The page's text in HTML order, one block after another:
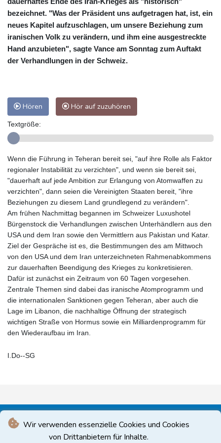
Wir verwenden essenzielle Cookies und Cookies
von Drittanbietern für Inhalte.
bezeichnet. "Was der Präsident uns aufgetragen hat, ist, ein
neues Kapitel aufzuschlagen, um unsere Beziehung zum
iranischen Volk zu verändern, und ihm eine ausgestreckte
Hand anzubieten", sagte Vance am Sonntag zum Auftakt
der Verhandlungen in der Schweiz.
Hören Hör auf zuzuhören
Textgröße:
Wenn die Führung in Teheran bereit sei, "auf ihre Rolle als Faktor
regionaler Instabilität zu verzichten", und wenn sie bereit sei,
"dauerhaft auf jede Ambition zur Erlangung von Atomwaffen zu
verzichten", dann seien die Vereinigten Staaten bereit, "ihre
Beziehungen zu diesem Land grundlegend zu verändern".
Am frühen Nachmittag begannen im Schweizer Luxushotel
Bürgenstock die Verhandlungen zwischen Unterhändlern aus den
USA und dem Iran sowie den Vermittlern aus Pakistan und Katar.
Ziel der Gespräche ist es, die Bestimmungen des am Mittwoch
von den USA und dem Iran unterzeichneten Rahmenabkommens
zur dauerhaften Beendigung des Krieges zu konkretisieren.
Dafür ist zunächst ein Zeitraum von 60 Tagen vorgesehen.
Zentrale Themen sind dabei das iranische Atomprogramm und
die internationalen Sanktionen gegen Teheran, aber auch die
Lage im Libanon, die nachhaltige Öffnung der strategisch
wichtigen Straße von Hormus sowie ein Milliardenprogramm für
den Wiederaufbau im Iran.
I.Do--SG